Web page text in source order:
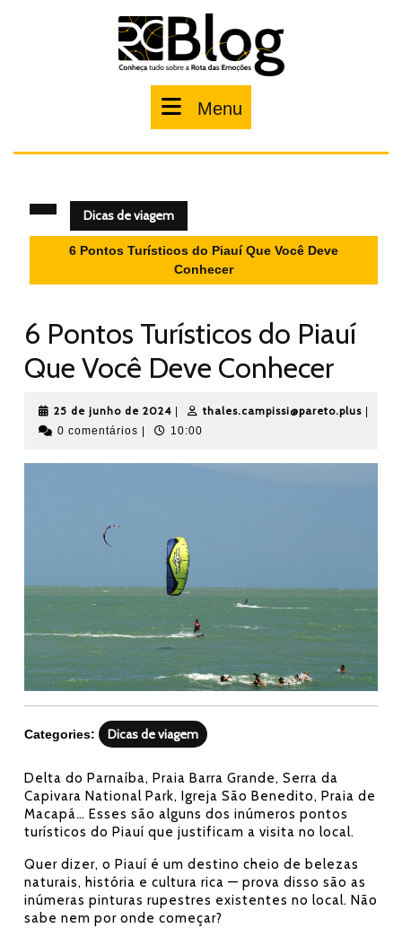
Menu
Dicas de viagem
6 Pontos Turísticos do Piauí Que Você Deve
Conhecer
6 Pontos Turísticos do Piauí
Que Você Deve Conhecer
25 de junho de 2024 25
de
thales.campissi@pareto.plus
0 comentários
10:00
Categories: Dicas de viagem
Delta do Parnaíba, Praia Barra Grande, Serra da
Capivara National Park, Igreja São Benedito, Praia de
Macapá… Esses são alguns dos inúmeros pontos
turísticos do Piauí que justificam a visita no local.
Quer dizer, o Piauí é um destino cheio de belezas
naturais, história e cultura rica — prova disso são as
inúmeras pinturas rupestres existentes no local. Não
sabe nem por onde começar?